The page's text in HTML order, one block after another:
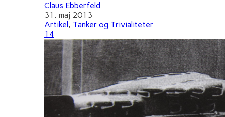
Claus Ebberfeld
31. maj 2013
Artikel , Tanker og Trivialiteter
14